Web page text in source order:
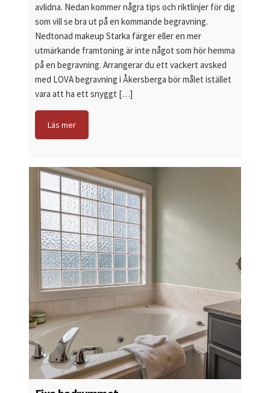
avlidna. Nedan kommer några tips och riktlinjer för dig
som vill se bra ut på en kommande begravning.
Nedtonad makeup Starka färger eller en mer
utmärkande framtoning är inte något som hör hemma
på en begravning. Arrangerar du ett vackert avsked
med LOVA begravning i Åkersberga bör målet istället
vara att ha ett snyggt […]